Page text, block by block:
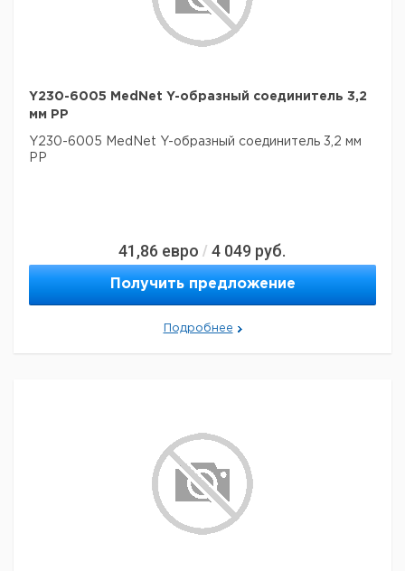
Y230-6005 MedNet Y-образный соединитель 3,2
мм PP
Y230-6005 MedNet Y-образный соединитель 3,2 мм
PP
41,86 евро / 4 049 руб.
Получить предложение
Подробнее